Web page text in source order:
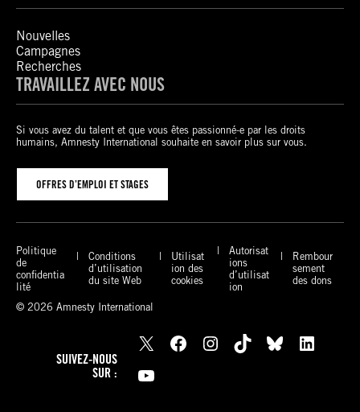
Nouvelles
Campagnes
Recherches
TRAVAILLEZ AVEC NOUS
Si vous avez du talent et que vous êtes passionné-e par les droits
humains, Amnesty International souhaite en savoir plus sur vous.
OFFRES D’EMPLOI ET STAGES
Politique
de
confidentia
lité
Conditions
d’utilisation
du site Web
Utilisat
ion des
cookies
Autorisat
ions
d’utilisat
ion
Rembour
sement
des dons
© 2026 Amnesty International
SUIVEZ-NOUS
SUR :
X Facebook Instagram TikTok Bluesky
LinkedIn
YouTube